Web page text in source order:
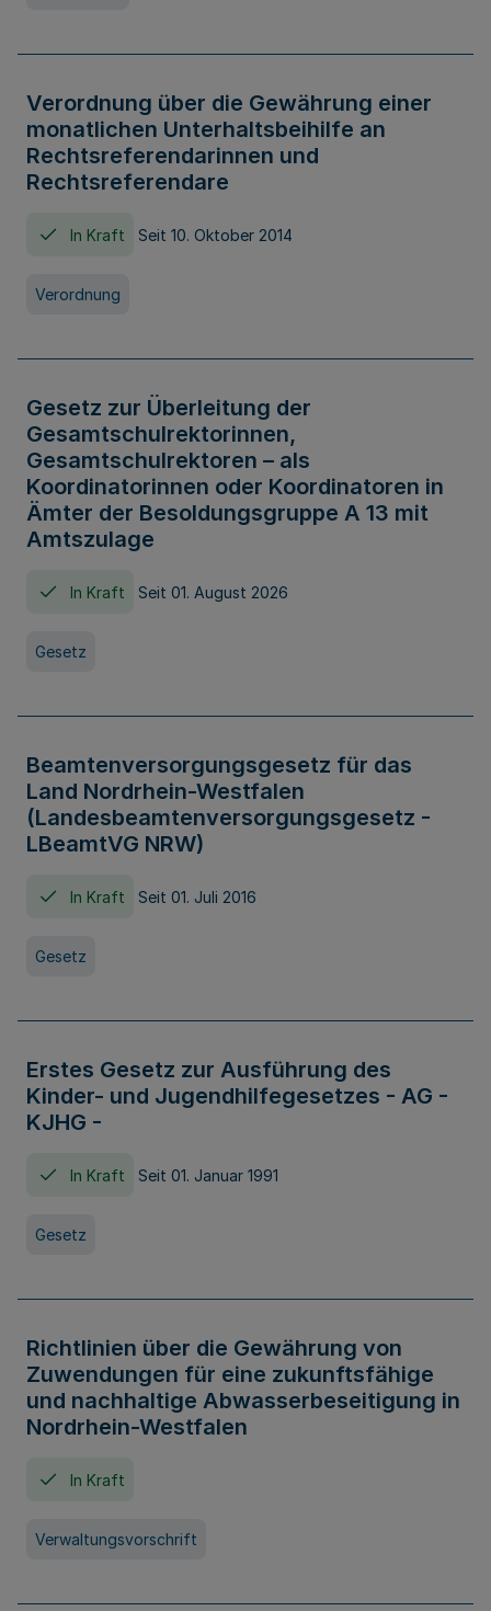
Verordnung über die Gewährung einer
monatlichen Unterhaltsbeihilfe an
Rechtsreferendarinnen und
Rechtsreferendare
In Kraft Seit 10. Oktober 2014
Verordnung
Gesetz zur Überleitung der
Gesamtschulrektorinnen,
Gesamtschulrektoren – als
Koordinatorinnen oder Koordinatoren in
Ämter der Besoldungsgruppe A 13 mit
Amtszulage
In Kraft Seit 01. August 2026
Gesetz
Beamtenversorgungsgesetz für das
Land Nordrhein-Westfalen
(Landesbeamtenversorgungsgesetz -
LBeamtVG NRW)
In Kraft Seit 01. Juli 2016
Gesetz
Erstes Gesetz zur Ausführung des
Kinder- und Jugendhilfegesetzes - AG -
KJHG -
In Kraft Seit 01. Januar 1991
Gesetz
Richtlinien über die Gewährung von
Zuwendungen für eine zukunftsfähige
und nachhaltige Abwasserbeseitigung in
Nordrhein-Westfalen
In Kraft
Verwaltungsvorschrift